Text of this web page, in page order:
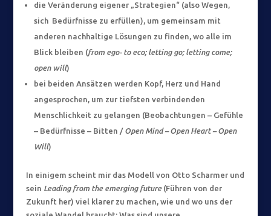
die Veränderung eigener „Strategien“ (also Wegen,
sich Bedürfnisse zu erfüllen), um gemeinsam mit
anderen nachhaltige Lösungen zu finden, wo alle im
Blick bleiben (from ego- to eco; letting go; letting come;
open will)
bei beiden Ansätzen werden Kopf, Herz und Hand
angesprochen, um zur tiefsten verbindenden
Menschlichkeit zu gelangen (Beobachtungen – Gefühle
– Bedürfnisse – Bitten / Open Mind – Open Heart – Open
Will)
In einigem scheint mir das Modell von Otto Scharmer und
sein Leading from the emerging future(Führen von der
Zukunft her) viel klarer zu machen, wie und wo uns der